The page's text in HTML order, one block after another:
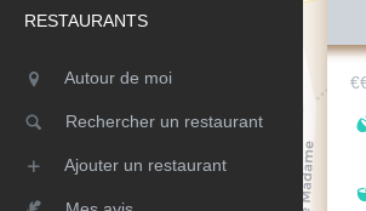
RESTAURANTS
Autour de moi
Rechercher un restaurant
Ajouter un restaurant